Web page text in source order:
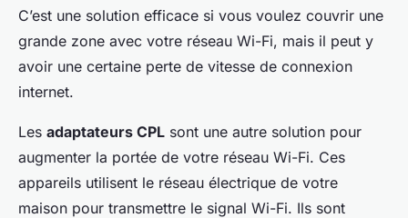
C’est une solution efficace si vous voulez couvrir une
grande zone avec votre réseau Wi-Fi, mais il peut y
avoir une certaine perte de vitesse de connexion
internet.
Les adaptateurs CPL sont une autre solution pour
augmenter la portée de votre réseau Wi-Fi. Ces
appareils utilisent le réseau électrique de votre
maison pour transmettre le signal Wi-Fi. Ils sont